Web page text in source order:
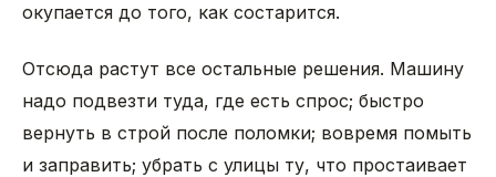
окупается до того, как состарится.
Отсюда растут все остальные решения. Машину
надо подвезти туда, где есть спрос; быстро
вернуть в строй после поломки; вовремя помыть
и заправить; убрать с улицы ту, что простаивает